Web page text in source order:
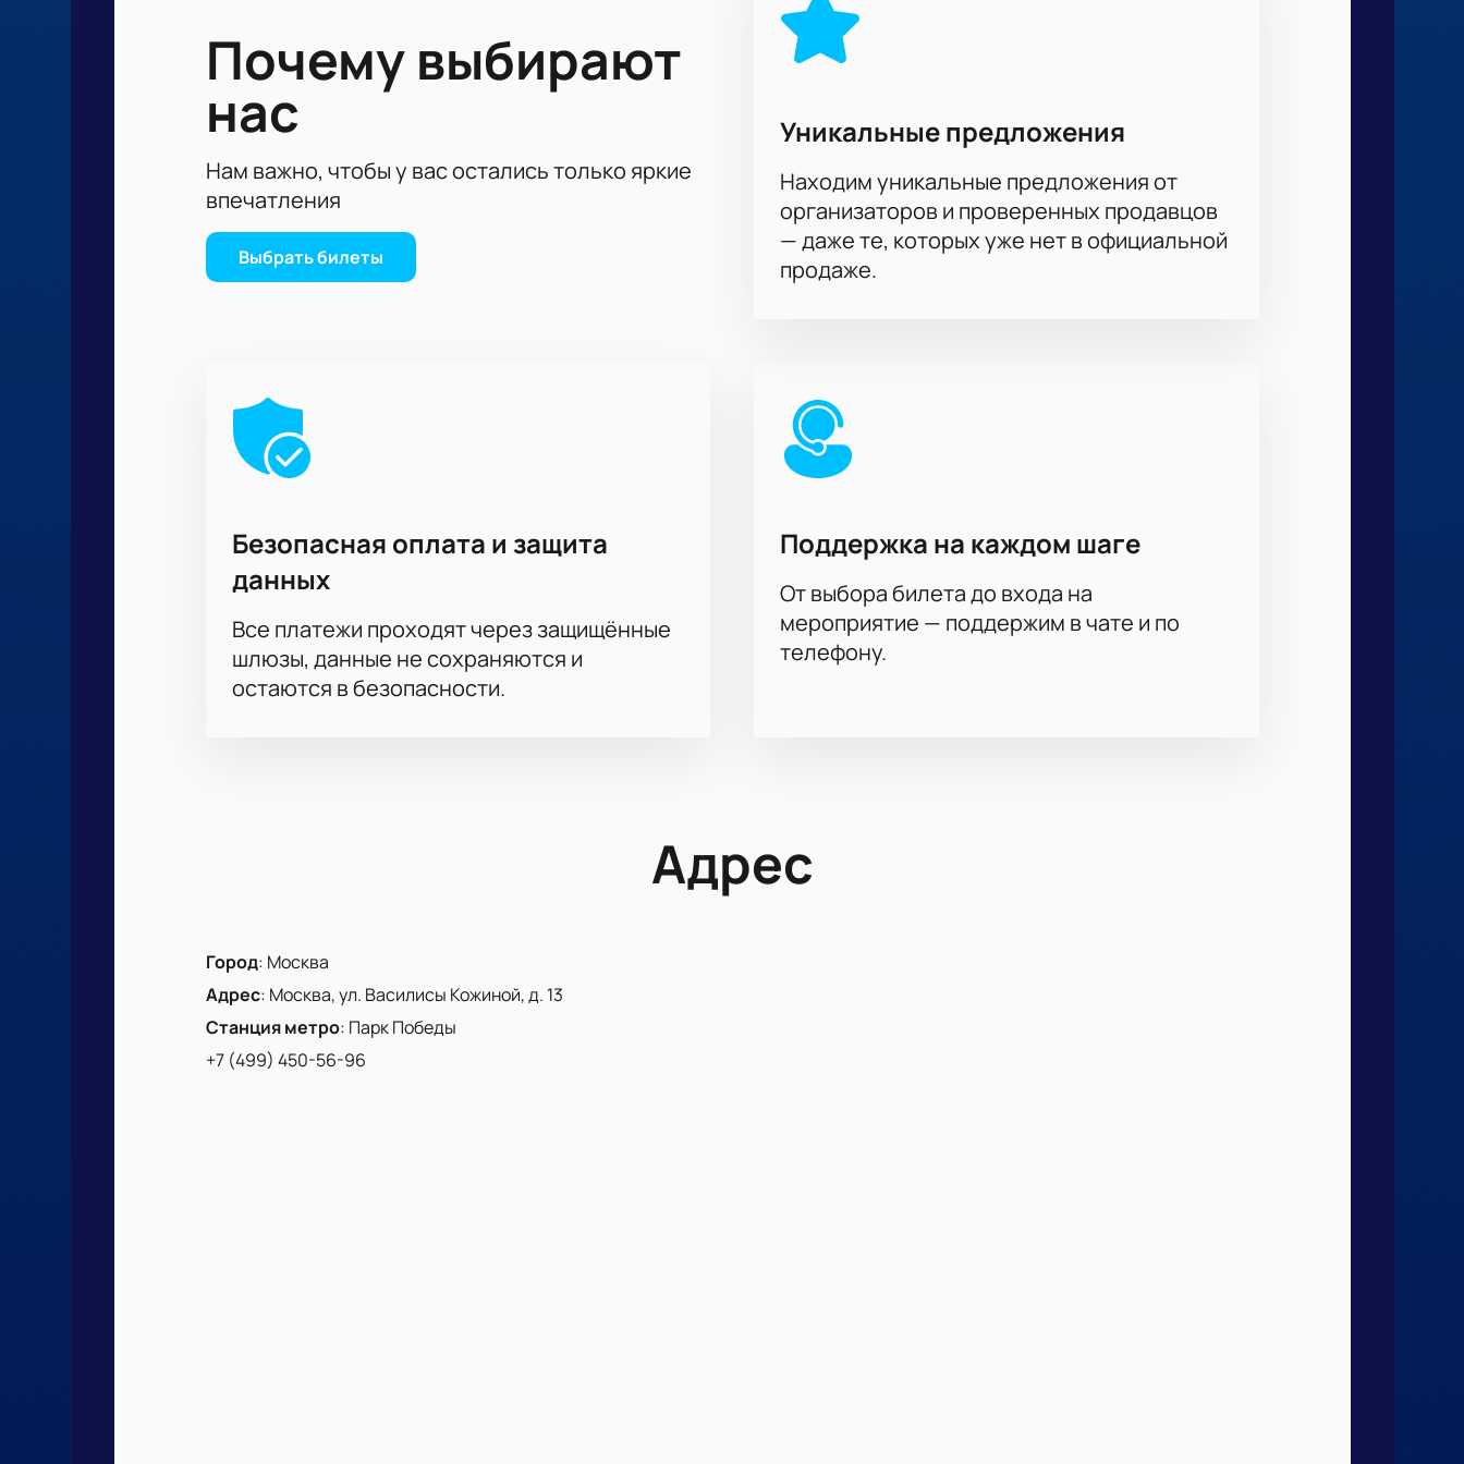
Почему выбирают
нас
Нам важно, чтобы у вас остались только яркие
впечатления
Выбрать билеты
Уникальные предложения
Находим уникальные предложения от
организаторов и проверенных продавцов
— даже те, которых уже нет в официальной
продаже.
Безопасная оплата и защита
данных
Все платежи проходят через защищённые
шлюзы, данные не сохраняются и
остаются в безопасности.
Поддержка на каждом шаге
От выбора билета до входа на
мероприятие — поддержим в чате и по
телефону.
Адрес
Город: Москва
Адрес: Москва, ул. Василисы Кожиной, д. 13
Станция метро: Парк Победы
+7 (499) 450-56-96